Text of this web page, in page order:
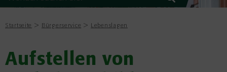
Startseite Bürgerservice Lebenslagen
Aufstellen von